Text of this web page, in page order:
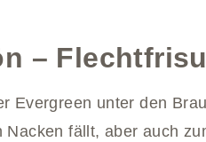
–
Evergreen unter den
fällt, aber auch